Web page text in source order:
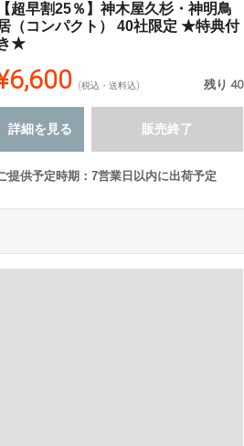
【超早割25％】神木屋久杉・神明鳥
（コンパクト） 40社限定 ★特典付
★
(税込・送料込) 残り 40
詳細を見る 販売終了
提供予定時期：7営業日以内に出荷予定